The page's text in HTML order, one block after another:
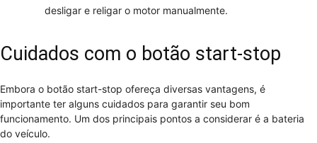
desligar e religar o motor manualmente.
Cuidados com o botão start-stop
Embora o botão start-stop ofereça diversas vantagens, é
importante ter alguns cuidados para garantir seu bom
funcionamento. Um dos principais pontos a considerar é a bateria
do veículo.